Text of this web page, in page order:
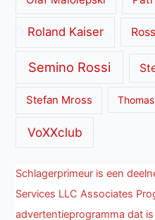
Roland Kaiser
Semino Rossi
Stefan Mross
VoXXclub
Schlagerprimeur is een
Services LLC Associates
advertentieprogramma dat